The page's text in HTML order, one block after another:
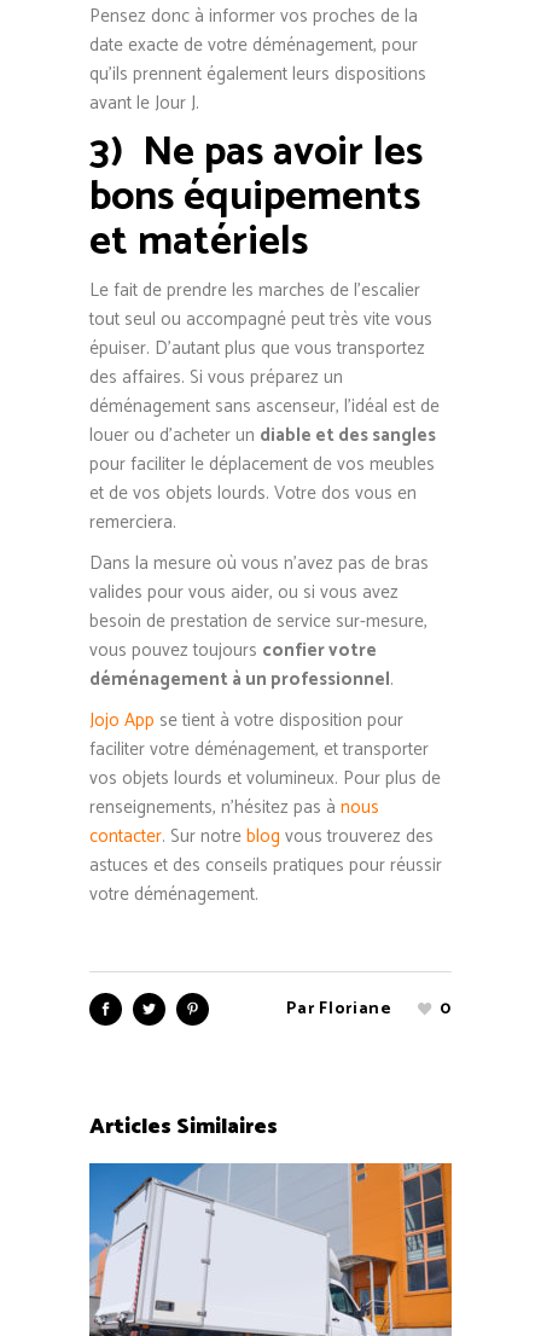
Pensez donc à informer vos proches de la
date exacte de votre déménagement, pour
qu’ils prennent également leurs dispositions
avant le Jour J.
3) Ne pas avoir les
bons équipements
et matériels
Le fait de prendre les marches de l’escalier
tout seul ou accompagné peut très vite vous
épuiser. D’autant plus que vous transportez
des affaires. Si vous préparez un
déménagement sans ascenseur, l’idéal est de
louer ou d’acheter un diable et des sangles
pour faciliter le déplacement de vos meubles
et de vos objets lourds. Votre dos vous en
remerciera.
Dans la mesure où vous n’avez pas de bras
valides pour vous aider, ou si vous avez
besoin de prestation de service sur-mesure,
vous pouvez toujours confier votre
déménagement à un professionnel.
Jojo App se tient à votre disposition pour
faciliter votre déménagement, et transporter
vos objets lourds et volumineux. Pour plus de
renseignements, n’hésitez pas à nous
contacter. Sur notreblog vous trouverez des
astuces et des conseils pratiques pour réussir
votre déménagement.
ParFloriane 0
Articles Similaires